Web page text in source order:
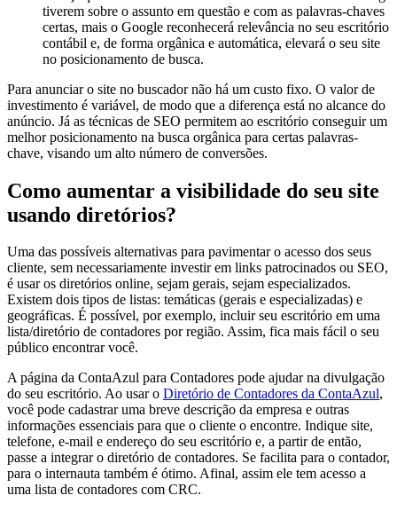
tiverem sobre o assunto em questão e com as palavras-chaves
certas, mais o Google reconhecerá relevância no seu escritório
contábil e, de forma orgânica e automática, elevará o seu site
no posicionamento de busca.
Para anunciar o site no buscador não há um custo fixo. O valor de
investimento é variável, de modo que a diferença está no alcance do
anúncio. Já as técnicas de SEO permitem ao escritório conseguir um
melhor posicionamento na busca orgânica para certas palavras-
chave, visando um alto número de conversões.
Como aumentar a visibilidade do seu site
usando diretórios?
Uma das possíveis alternativas para pavimentar o acesso dos seus
cliente, sem necessariamente investir em links patrocinados ou SEO,
é usar os diretórios online, sejam gerais, sejam especializados.
Existem dois tipos de listas: temáticas (gerais e especializadas) e
geográficas. É possível, por exemplo, incluir seu escritório em uma
lista/diretório de contadores por região. Assim, fica mais fácil o seu
público encontrar você.
A página da ContaAzul para Contadores pode ajudar na divulgação
do seu escritório. Ao usar o Diretório de Contadores da ContaAzul,
você pode cadastrar uma breve descrição da empresa e outras
informações essenciais para que o cliente o encontre. Indique site,
telefone, e-mail e endereço do seu escritório e, a partir de então,
passe a integrar o diretório de contadores. Se facilita para o contador,
para o internauta também é ótimo. Afinal, assim ele tem acesso a
uma lista de contadores com CRC.